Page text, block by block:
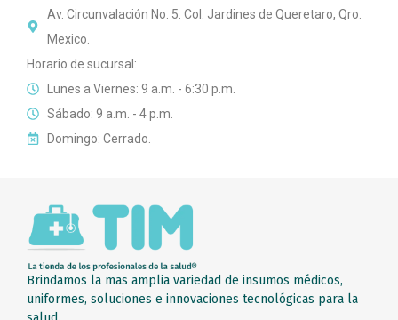
Av. Circunvalación No. 5. Col. Jardines de Queretaro, Qro.
Mexico.
Horario de sucursal:
Lunes a Viernes: 9 a.m. - 6:30 p.m.
Sábado: 9 a.m. - 4 p.m.
Domingo: Cerrado.
Brindamos la mas amplia variedad de insumos médicos,
uniformes, soluciones e innovaciones tecnológicas para la